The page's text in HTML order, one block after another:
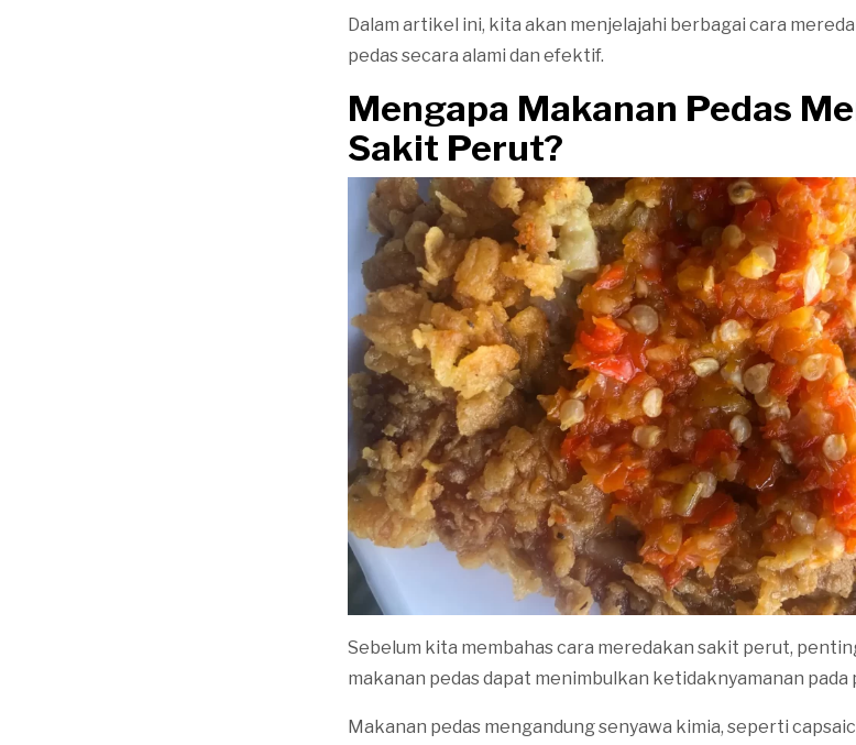
Dalam artikel ini, kita akan menjelajahi berbagai cara
pedas secara alami dan efektif.
Mengapa Makanan Pedas
Sakit Perut?
Sebelum kita membahas cara meredakan sakit perut,
makanan pedas dapat menimbulkan ketidaknyamanan pada
Makanan pedas mengandung senyawa kimia, seperti